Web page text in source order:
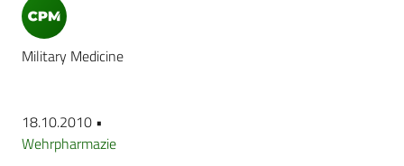
Military Medicine
18.10.2010 •
Wehrpharmazie